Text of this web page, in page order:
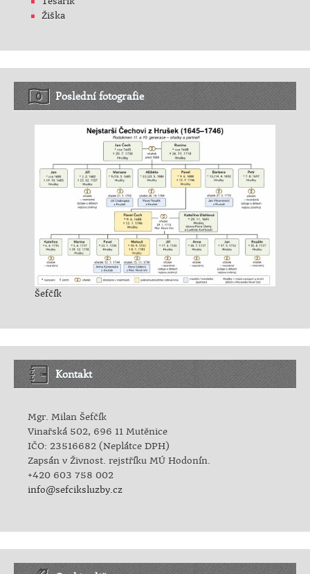
Žiška
Poslední fotografie
Šefčík
Kontakt
Mgr. Milan Šefčík
Vinařská 502, 696 11 Mutěnice
IČO: 23516682 (Neplátce DPH)
Zapsán v Živnost. rejstříku MÚ Hodonín.
+420 603 758 002
info@sefciksluzby.cz